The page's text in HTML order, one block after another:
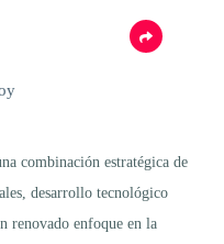
combinación estratégica de
desarrollo tecnológico
renovado enfoque en la